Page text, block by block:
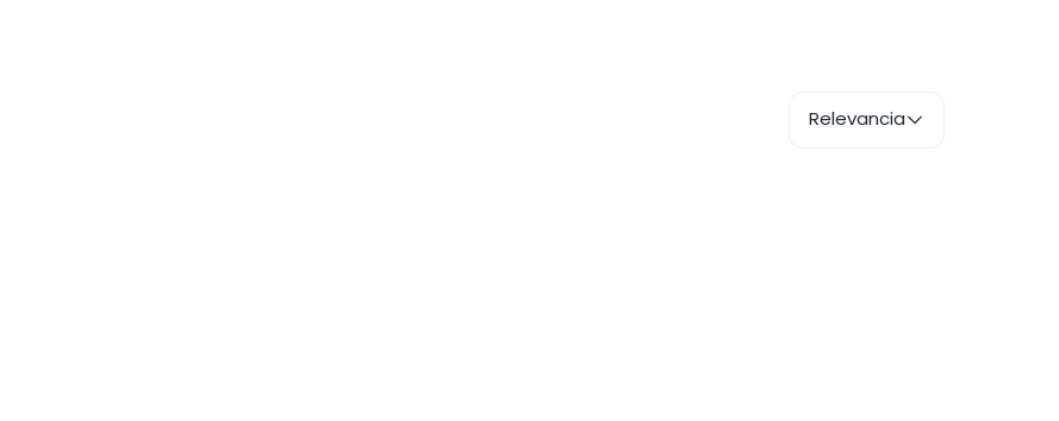
Relevancia